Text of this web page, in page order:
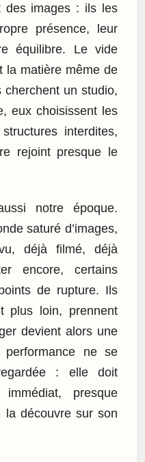
des images : ils les
présence, leur
équilibre. Le vide
la matière même de
cherchent un studio,
eux choisissent les
interdites,
rejoint presque le
notre époque.
saturé d’images,
déjà filmé, déjà
encore, certains
de rupture. Ils
plus loin, prennent
devient alors une
performance ne se
: elle doit
presque
la découvre sur son